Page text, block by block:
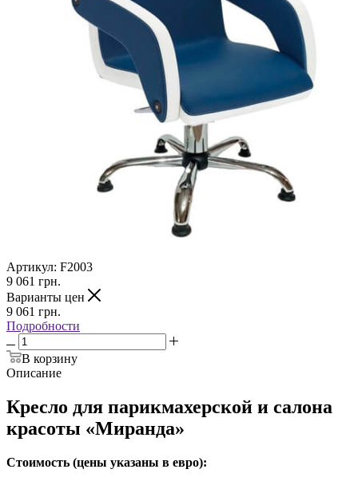
Артикул: F2003
9 061 грн.
Варианты цен
9 061 грн.
Подробности
В корзину
Описание
Кресло для парикмахерской и салона
красоты «Миранда»
Стоимость (цены указаны в евро):